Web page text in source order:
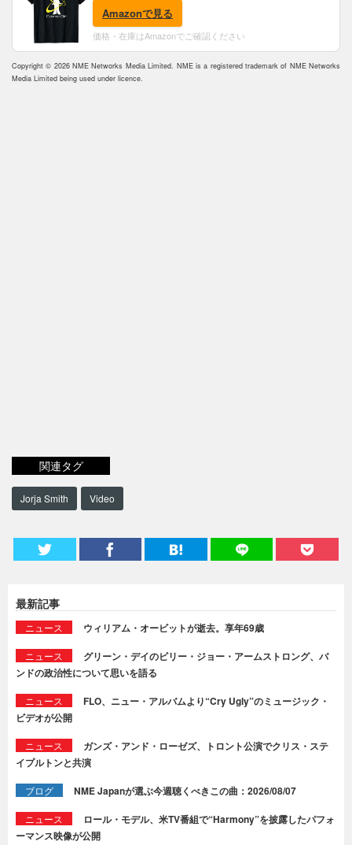
Amazonで見る
価格・在庫はAmazonでご確認ください
Copyright © 2026 NME Networks Media Limited. NME is a registered trademark of NME Networks
Media Limited being used under licence.
関連タグ
Jorja Smith Video
最新記事
ニュース ウィリアム・オービットが逝去。享年69歳
ニュース
グリーン・デイのビリー・ジョー・アームストロング、バ
ンドの政治性について思いを語る
ニュース
FLO、ニュー・アルバムより“Cry Ugly”のミュージック・
ビデオが公開
ニュース
ガンズ・アンド・ローゼズ、トロント公演でクリス・ステ
イプルトンと共演
ブログ NME Japanが選ぶ今週聴くべきこの曲：2026/08/07
ニュース
ロール・モデル、米TV番組で“Harmony”を披露したパフォ
ーマンス映像が公開